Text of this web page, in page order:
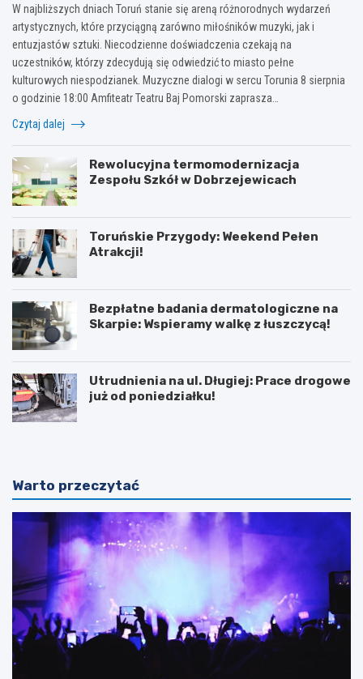
W najbliższych dniach Toruń stanie się areną różnorodnych wydarzeń
artystycznych, które przyciągną zarówno miłośników muzyki, jak i
entuzjastów sztuki. Niecodzienne doświadczenia czekają na
uczestników, którzy zdecydują się odwiedzić to miasto pełne
kulturowych niespodzianek. Muzyczne dialogi w sercu Torunia 8 sierpnia
o godzinie 18:00 Amfiteatr Teatru Baj Pomorski zaprasza…
Czytaj dalej
Rewolucyjna termomodernizacja
Zespołu Szkół w Dobrzejewicach
Toruńskie Przygody: Weekend Pełen
Atrakcji!
Bezpłatne badania dermatologiczne na
Skarpie: Wspieramy walkę z łuszczycą!
Utrudnienia na ul. Długiej: Prace drogowe
już od poniedziałku!
Warto przeczytać